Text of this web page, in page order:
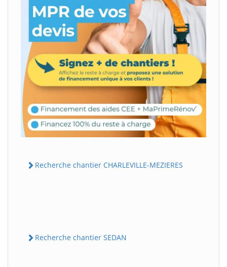
Recherche chantier CHARLEVILLE-MEZIERES
Recherche chantier SEDAN